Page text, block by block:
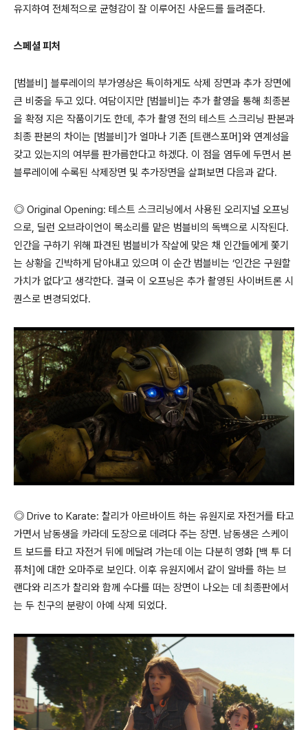
유지하여 전체적으로 균형감이 잘 이루어진 사운드를 들려준다.
스페셜 피처
[범블비] 블루레이의 부가영상은 특이하게도 삭제 장면과 추가 장면에
큰 비중을 두고 있다. 여담이지만 [범블비]는 추가 촬영을 통해 최종본
을 확정 지은 작품이기도 한데, 추가 촬영 전의 테스트 스크리닝 판본과
최종 판본의 차이는 [범블비]가 얼마나 기존 [트랜스포머]와 연계성을
갖고 있는지의 여부를 판가름한다고 하겠다. 이 점을 염두에 두면서 본
블루레이에 수록된 삭제장면 및 추가장면을 살펴보면 다음과 같다.
◎ Original Opening: 테스트 스크리닝에서 사용된 오리지널 오프닝
으로, 딜런 오브라이언이 목소리를 맡은 범블비의 독백으로 시작된다.
인간을 구하기 위해 파견된 범블비가 작살에 맞은 채 인간들에게 쫓기
는 상황을 긴박하게 담아내고 있으며 이 순간 범블비는 ‘인간은 구원할
가치가 없다’고 생각한다. 결국 이 오프닝은 추가 촬영된 사이버트론 시
퀀스로 변경되었다.
◎ Drive to Karate: 찰리가 아르바이트 하는 유원지로 자전거를 타고
가면서 남동생을 카라데 도장으로 데려다 주는 장면. 남동생은 스케이
트 보드를 타고 자전거 뒤에 메달려 가는데 이는 다분히 영화 [백 투 더
퓨처]에 대한 오마주로 보인다. 이후 유원지에서 같이 알바를 하는 브
랜다와 리즈가 찰리와 함께 수다를 떠는 장면이 나오는 데 최종판에서
는 두 친구의 분량이 아예 삭제 되었다.